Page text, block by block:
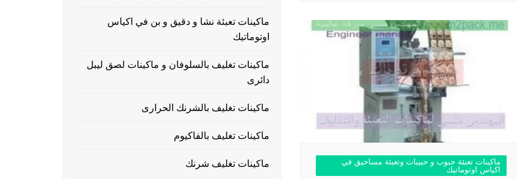
ماكينات تعبئة حبوب و حبيبات وتعبئة مساحيق في
اكياس اوتوماتيك
ماكينات تعبئة نشا و دقيق و بن في اكياس
اوتوماتيك
ماكينات تغليف بالسلوفان و ماكينات لصق ليبل
دائرى
ماكينات تغليف بالشرنك الحرارى
ماكينات تغليف بالفاكيوم
ماكينات تغليف شرنك